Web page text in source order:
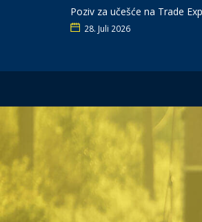
Poziv za učešće na Trade
28. Juli 2026